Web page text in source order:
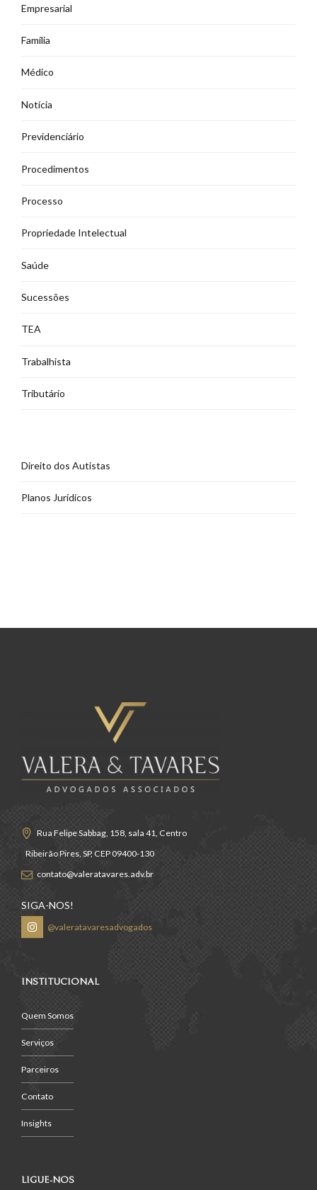
Empresarial
Família
Médico
Notícia
Previdenciário
Procedimentos
Processo
Propriedade Intelectual
Saúde
Sucessões
TEA
Trabalhista
Tributário
Direito dos Autistas
Planos Jurídicos
Rua Felipe Sabbag, 158, sala 41, Centro
Ribeirão Pires, SP, CEP 09400-130
contato@valeratavares.adv.br
SIGA-NOS!
@valeratavaresadvogados
INSTITUCIONAL
Quem Somos
Serviços
Parceiros
Contato
Insights
LIGUE-NOS